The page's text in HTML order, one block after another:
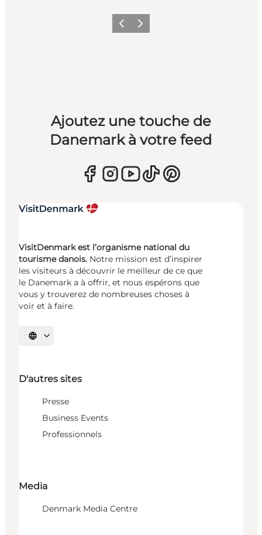
PrécédentSuivant
Ajoutez une touche de
Danemark à votre feed
VisitDenmark est l’organisme national du
tourisme danois. Notre mission est d’inspirer
les visiteurs à découvrir le meilleur de ce que
le Danemark a à offrir, et nous espérons que
vous y trouverez de nombreuses choses à
voir et à faire.
Choisissez la langue
D'autres sites
Presse
Business Events
Professionnels
Media
Denmark Media Centre